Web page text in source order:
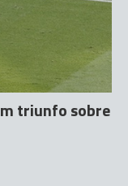
triunfo sobre